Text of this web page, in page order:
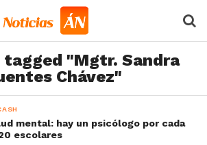
"Mgtr. Sandra
Chávez"
mental: hay un psicólogo por cada
escolares